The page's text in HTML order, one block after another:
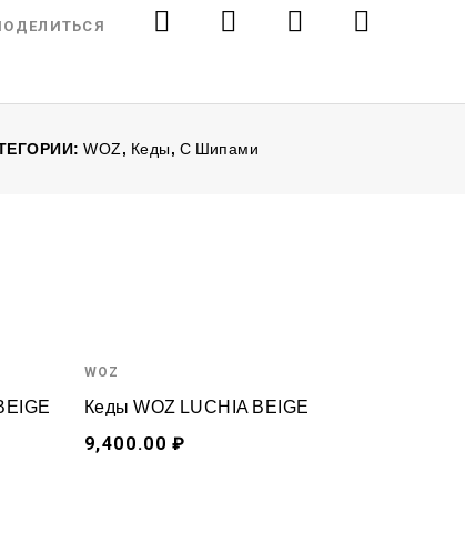
WOZ, Кеды, С Шипами
WOZ
Кеды WOZ LUCHIA BEIGE
9,400.00 ₽